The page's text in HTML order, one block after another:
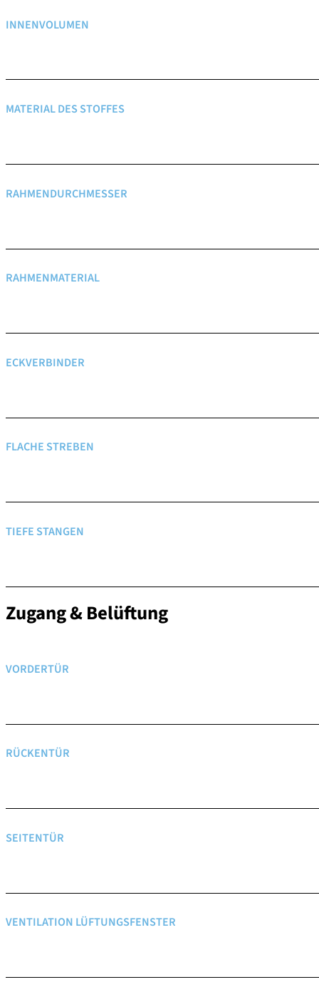
INNENVOLUMEN
MATERIAL DES STOFFES
RAHMENDURCHMESSER
RAHMENMATERIAL
ECKVERBINDER
FLACHE STREBEN
TIEFE STANGEN
Zugang & Belüftung
VORDERTÜR
RÜCKENTÜR
SEITENTÜR
VENTILATION LÜFTUNGSFENSTER